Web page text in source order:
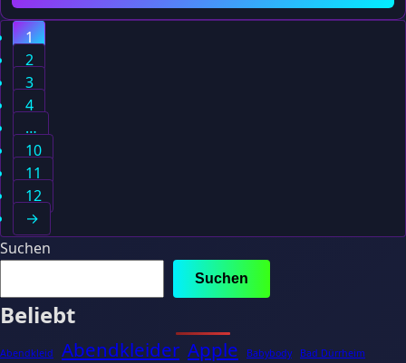
1
2
3
4
…
10
11
12
→
Suchen
Suchen
Beliebt
Abendkleid Abendkleider Apple Babybody Bad Dürrheim